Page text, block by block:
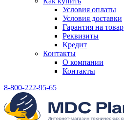
Условия оплаты
Условия доставки
Гарантия на товар
Реквизиты
Кредит
Контакты
О компании
Контакты
8-800-222-95-65